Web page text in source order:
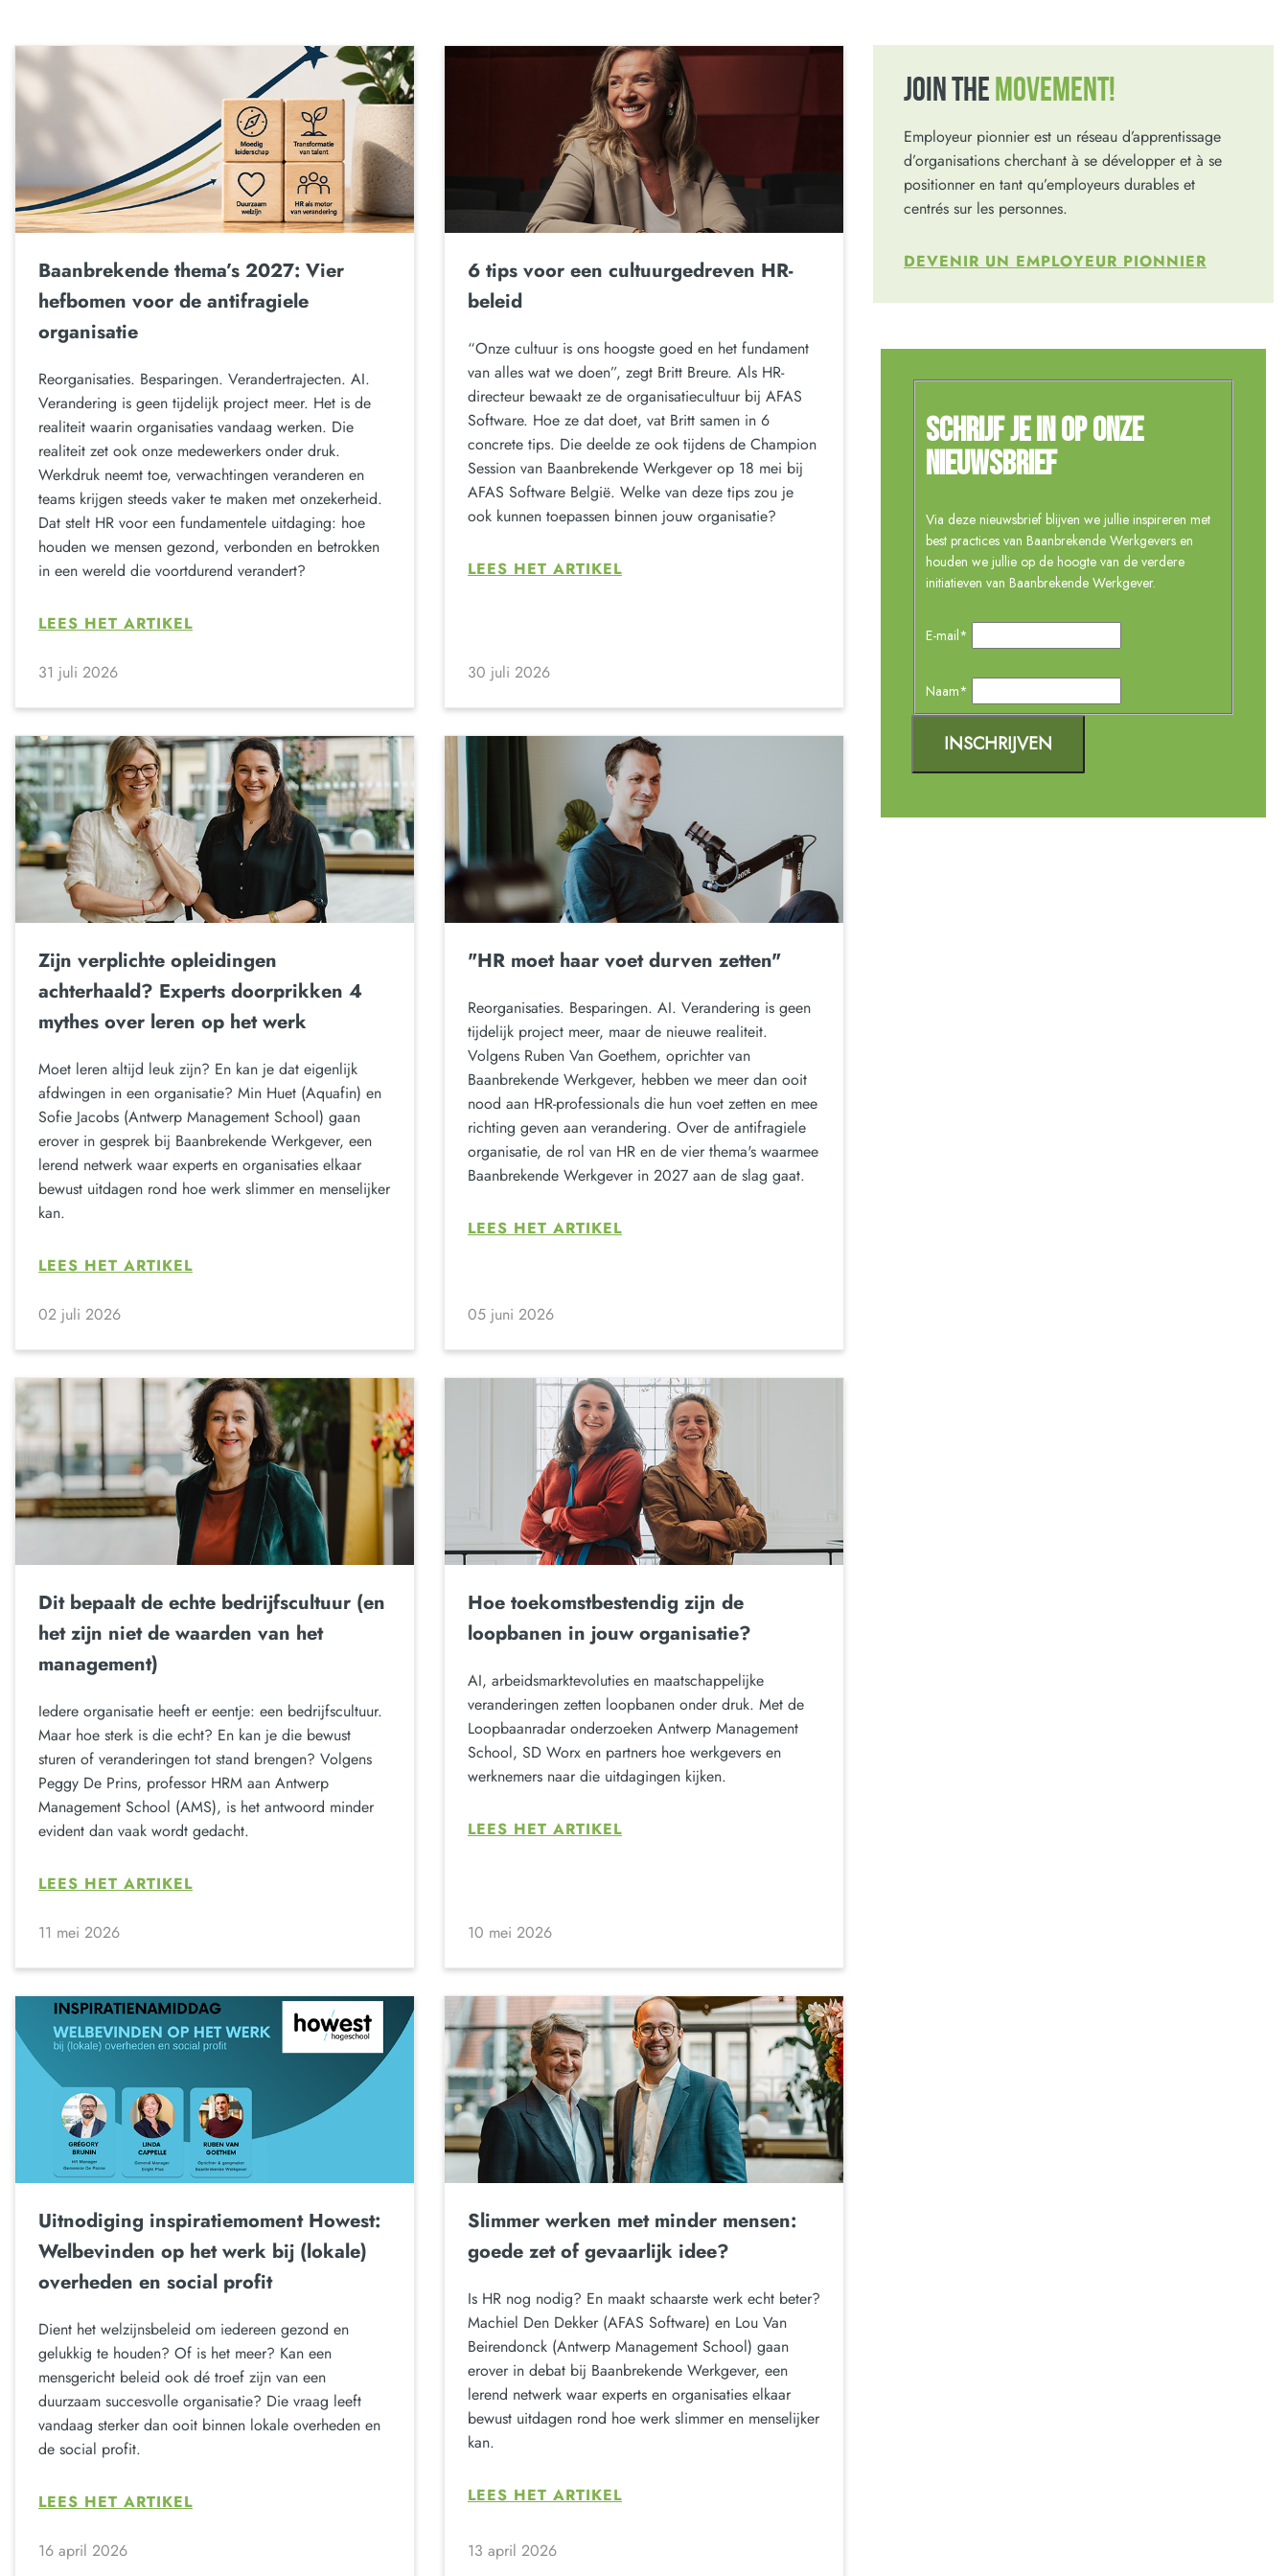
Baanbrekende thema’s 2027: Vier
hefbomen voor de antifragiele
organisatie
Reorganisaties. Besparingen. Verandertrajecten. AI.
Verandering is geen tijdelijk project meer. Het is de
realiteit waarin organisaties vandaag werken. Die
realiteit zet ook onze medewerkers onder druk.
Werkdruk neemt toe, verwachtingen veranderen en
teams krijgen steeds vaker te maken met onzekerheid.
Dat stelt HR voor een fundamentele uitdaging: hoe
houden we mensen gezond, verbonden en betrokken
in een wereld die voortdurend verandert?
LEES HET ARTIKEL
31 juli 2026
6 tips voor een cultuurgedreven HR-
beleid
“Onze cultuur is ons hoogste goed en het fundament
van alles wat we doen”, zegt Britt Breure. Als HR-
directeur bewaakt ze de organisatiecultuur bij AFAS
Software. Hoe ze dat doet, vat Britt samen in 6
concrete tips. Die deelde ze ook tijdens de Champion
Session van Baanbrekende Werkgever op 18 mei bij
AFAS Software België. Welke van deze tips zou je
ook kunnen toepassen binnen jouw organisatie?
LEES HET ARTIKEL
30 juli 2026
Zijn verplichte opleidingen
achterhaald? Experts doorprikken 4
mythes over leren op het werk
Moet leren altijd leuk zijn? En kan je dat eigenlijk
afdwingen in een organisatie? Min Huet (Aquafin) en
Sofie Jacobs (Antwerp Management School) gaan
erover in gesprek bij Baanbrekende Werkgever, een
lerend netwerk waar experts en organisaties elkaar
bewust uitdagen rond hoe werk slimmer en menselijker
kan.
LEES HET ARTIKEL
02 juli 2026
"HR moet haar voet durven zetten"
Reorganisaties. Besparingen. AI. Verandering is geen
tijdelijk project meer, maar de nieuwe realiteit.
Volgens Ruben Van Goethem, oprichter van
Baanbrekende Werkgever, hebben we meer dan ooit
nood aan HR-professionals die hun voet zetten en mee
richting geven aan verandering. Over de antifragiele
organisatie, de rol van HR en de vier thema's waarmee
Baanbrekende Werkgever in 2027 aan de slag gaat.
LEES HET ARTIKEL
05 juni 2026
Dit bepaalt de echte bedrijfscultuur (en
het zijn niet de waarden van het
management)
Iedere organisatie heeft er eentje: een bedrijfscultuur.
Maar hoe sterk is die echt? En kan je die bewust
sturen of veranderingen tot stand brengen? Volgens
Peggy De Prins, professor HRM aan Antwerp
Management School (AMS), is het antwoord minder
evident dan vaak wordt gedacht.
LEES HET ARTIKEL
11 mei 2026
Hoe toekomstbestendig zijn de
loopbanen in jouw organisatie?
AI, arbeidsmarktevoluties en maatschappelijke
veranderingen zetten loopbanen onder druk. Met de
Loopbaanradar onderzoeken Antwerp Management
School, SD Worx en partners hoe werkgevers en
werknemers naar die uitdagingen kijken.
LEES HET ARTIKEL
10 mei 2026
Uitnodiging inspiratiemoment Howest:
Welbevinden op het werk bij (lokale)
overheden en social profit
Dient het welzijnsbeleid om iedereen gezond en
gelukkig te houden? Of is het meer? Kan een
mensgericht beleid ook dé troef zijn van een
duurzaam succesvolle organisatie? Die vraag leeft
vandaag sterker dan ooit binnen lokale overheden en
de social profit.
LEES HET ARTIKEL
16 april 2026
Slimmer werken met minder mensen:
goede zet of gevaarlijk idee?
Is HR nog nodig? En maakt schaarste werk echt beter?
Machiel Den Dekker (AFAS Software) en Lou Van
Beirendonck (Antwerp Management School) gaan
erover in debat bij Baanbrekende Werkgever, een
lerend netwerk waar experts en organisaties elkaar
bewust uitdagen rond hoe werk slimmer en menselijker
kan.
LEES HET ARTIKEL
13 april 2026
JOIN THE MOVEMENT!
Employeur pionnier est un réseau d’apprentissage
d’organisations cherchant à se développer et à se
positionner en tant qu’employeurs durables et
centrés sur les personnes.
DEVENIR UN EMPLOYEUR PIONNIER